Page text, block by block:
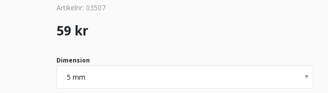
Artikelnr: 03507
59 kr
Dimension